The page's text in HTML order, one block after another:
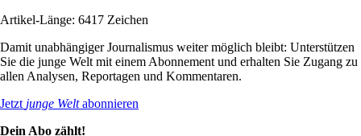
Artikel-Länge: 6417 Zeichen
Damit unabhängiger Journalismus weiter möglich bleibt: Unterstützen
Sie die junge Welt mit einem Abonnement und erhalten Sie Zugang zu
allen Analysen, Reportagen und Kommentaren.
Jetzt junge Weltabonnieren
Dein Abo zählt!